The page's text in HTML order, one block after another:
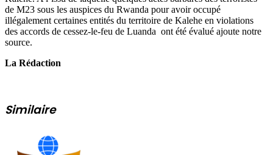
de M23 sous les auspices du Rwanda pour avoir occupé
illégalement certaines entités du territoire de Kalehe en violations
des accords de cessez-le-feu de Luanda ont été évalué ajoute notre
source.
La Rédaction
Similaire